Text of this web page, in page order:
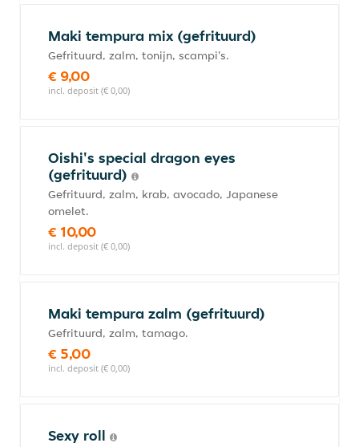
Maki tempura mix (gefrituurd)
Gefrituurd, zalm, tonijn, scampi's.
€ 9,00
incl. deposit (€ 0,00)
Oishi's special dragon eyes
(gefrituurd)
Gefrituurd, zalm, krab, avocado, Japanese
omelet.
€ 10,00
incl. deposit (€ 0,00)
Maki tempura zalm (gefrituurd)
Gefrituurd, zalm, tamago.
€ 5,00
incl. deposit (€ 0,00)
Sexy roll